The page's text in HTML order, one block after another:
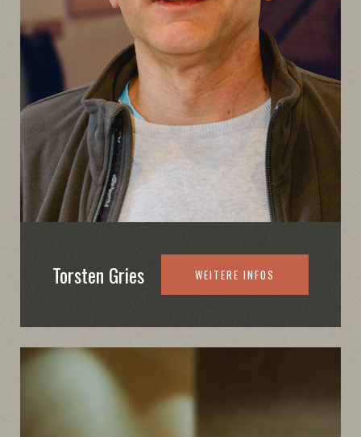
Torsten Gries WEITERE INFOS